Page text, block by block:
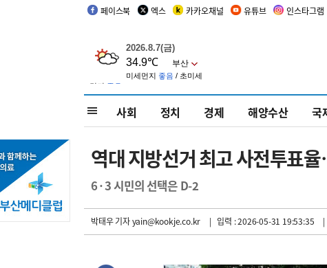
페이스북 엑스 카카오채널 유튜브 인스타그램
사회 정치 경제 해양수산 국
역대 지방선거 최고 사전투표
6·3 시민의 선택은 D-2
박태우 기자yain@kookje.co.kr | 입력 : 2026-05-31 19:53:35